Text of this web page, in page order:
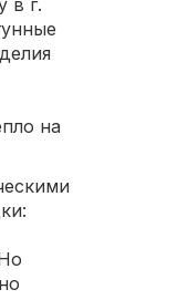
в г.
на